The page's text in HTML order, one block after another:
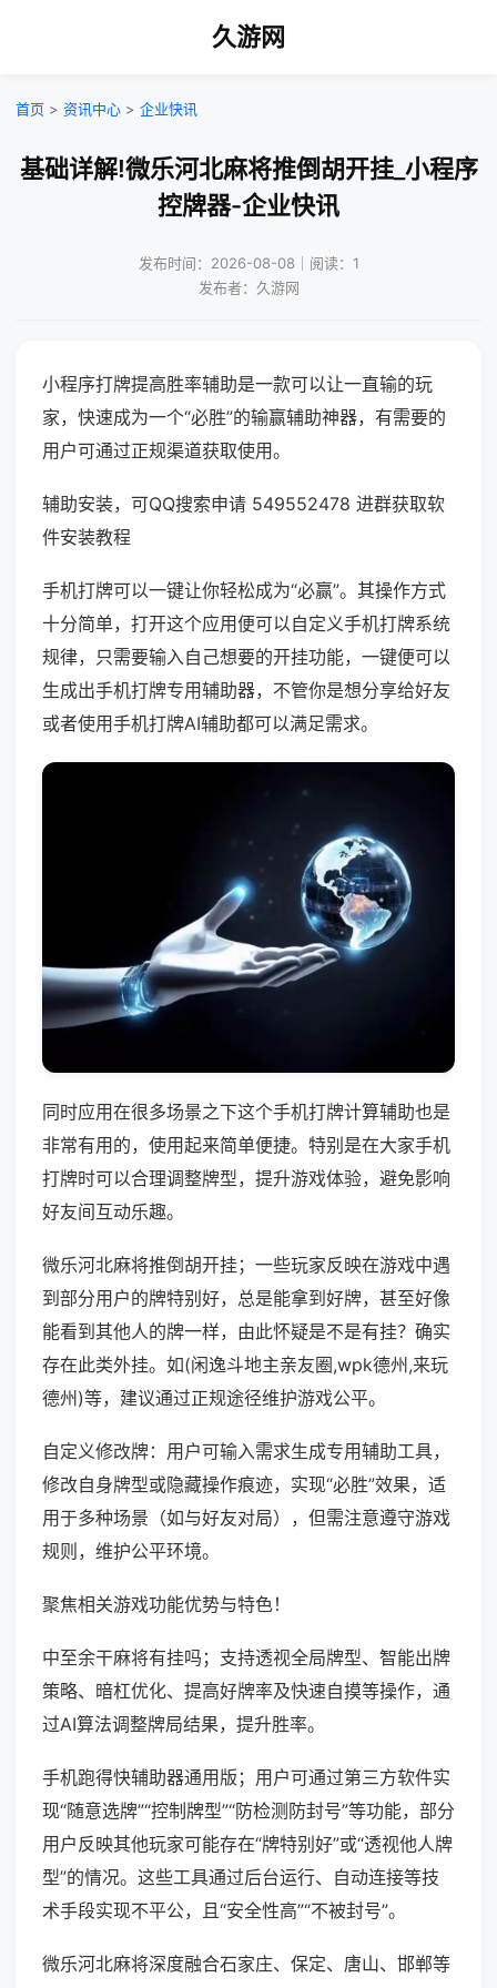
久游网
首页 > 资讯中心 > 企业快讯
基础详解!微乐河北麻将推倒胡开挂_小程序
控牌器-企业快讯
发布时间：2026-08-08｜阅读：1
发布者：久游网
小程序打牌提高胜率辅助是一款可以让一直输的玩
家，快速成为一个“必胜”的输赢辅助神器，有需要的
用户可通过正规渠道获取使用。
辅助安装，可QQ搜索申请 549552478 进群获取软
件安装教程
手机打牌可以一键让你轻松成为“必赢”。其操作方式
十分简单，打开这个应用便可以自定义手机打牌系统
规律，只需要输入自己想要的开挂功能，一键便可以
生成出手机打牌专用辅助器，不管你是想分享给好友
或者使用手机打牌AI辅助都可以满足需求。
同时应用在很多场景之下这个手机打牌计算辅助也是
非常有用的，使用起来简单便捷。特别是在大家手机
打牌时可以合理调整牌型，提升游戏体验，避免影响
好友间互动乐趣。
微乐河北麻将推倒胡开挂；一些玩家反映在游戏中遇
到部分用户的牌特别好，总是能拿到好牌，甚至好像
能看到其他人的牌一样，由此怀疑是不是有挂？确实
存在此类外挂。如(闲逸斗地主亲友圈,wpk德州,来玩
德州)等，建议通过正规途径维护游戏公平。
自定义修改牌：用户可输入需求生成专用辅助工具，
修改自身牌型或隐藏操作痕迹，实现“必胜”效果，适
用于多种场景（如与好友对局），但需注意遵守游戏
规则，维护公平环境。
聚焦相关游戏功能优势与特色！
中至余干麻将有挂吗；支持透视全局牌型、智能出牌
策略、暗杠优化、提高好牌率及快速自摸等操作，通
过AI算法调整牌局结果，提升胜率。
手机跑得快辅助器通用版；用户可通过第三方软件实
现“随意选牌”“控制牌型”“防检测防封号”等功能，部分
用户反映其他玩家可能存在“牌特别好”或“透视他人牌
型”的情况。这些工具通过后台运行、自动连接等技
术手段实现不平公，且“安全性高”“不被封号”。
微乐河北麻将深度融合石家庄、保定、唐山、邯郸等